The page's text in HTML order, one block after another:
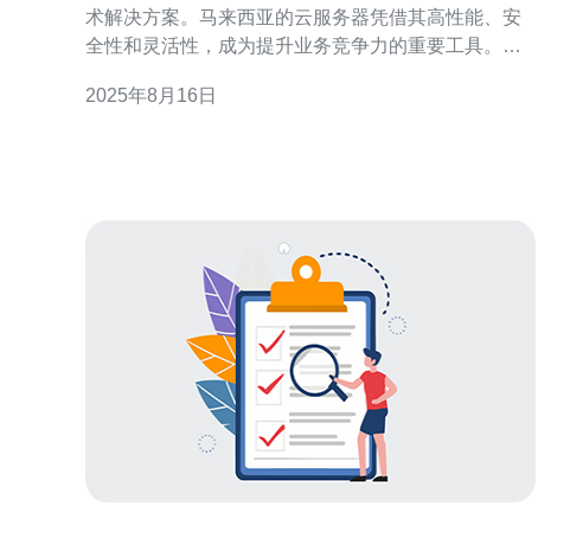
术解决方案。马来西亚的云服务器凭借其高性能、安
全性和灵活性，成为提升业务竞争力的重要工具。本
争优势。 为什么选择马来西亚云服务器？ 马来西亚云
2025年8月16日